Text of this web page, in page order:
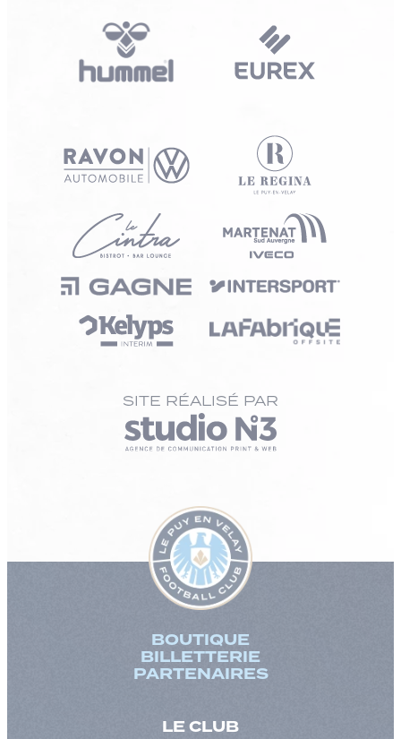
SITE RÉALISÉ PAR
BOUTIQUE
BILLETTERIE
PARTENAIRES
LE CLUB